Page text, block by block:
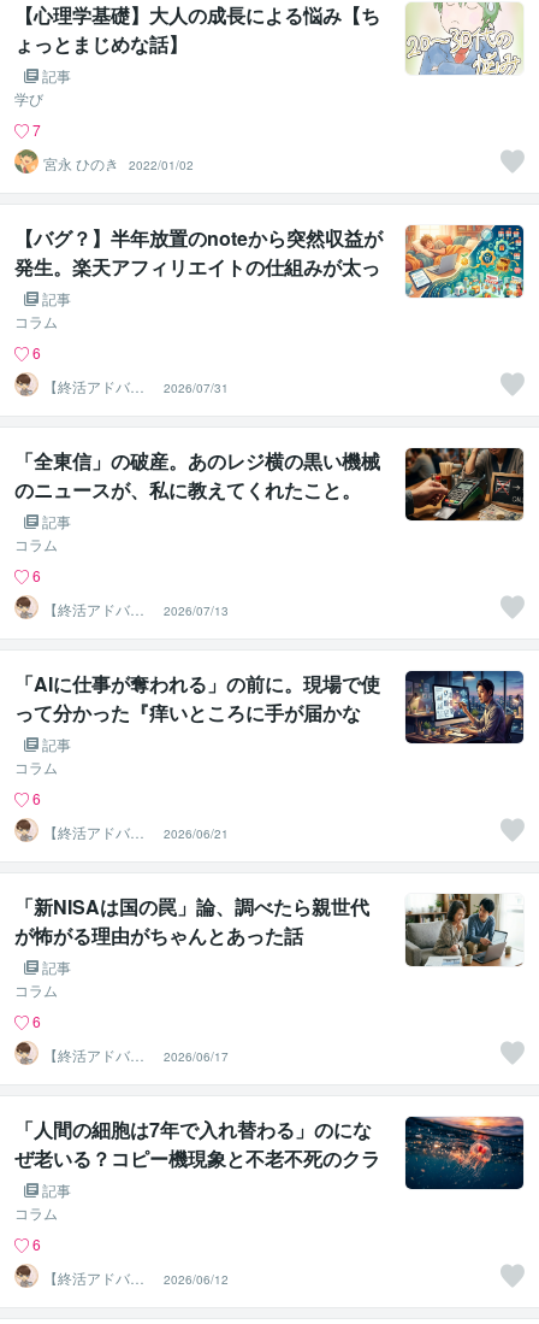
【心理学基礎】大人の成長による悩み【ち
ょっとまじめな話】
記事
学び
7
宮永 ひのき
2022/01/02
【バグ？】半年放置のnoteから突然収益が
発生。楽天アフィリエイトの仕組みが太っ
腹すぎる話
記事
コラム
6
【終活アドバイ
ザー・雑談】せ
いお
2026/07/31
「全東信」の破産。あのレジ横の黒い機械
のニュースが、私に教えてくれたこと。
記事
コラム
6
【終活アドバイ
ザー・雑談】せ
いお
2026/07/13
「AIに仕事が奪われる」の前に。現場で使
って分かった『痒いところに手が届かな
い』リアルと、中小企業の猶予。
記事
コラム
6
【終活アドバイ
ザー・雑談】せ
いお
2026/06/21
「新NISAは国の罠」論、調べたら親世代
が怖がる理由がちゃんとあった話
記事
コラム
6
【終活アドバイ
ザー・雑談】せ
いお
2026/06/17
「人間の細胞は7年で入れ替わる」のにな
ぜ老いる？コピー機現象と不老不死のクラ
ゲの話
記事
コラム
6
【終活アドバイ
ザー・雑談】せ
いお
2026/06/12